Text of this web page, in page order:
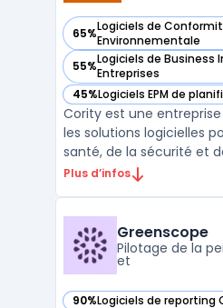
65%Logiciels de
Environnementale
— voir Cority dans cette
55%Logiciels de Business
Entreprises
— voir Cority dans cette
45%Logiciels EPM de
— voir Cority dans cette
Cority est une
les solutions logicielles
santé, de la sécurité et
en milieu de travail. Son
la construction. Cority
Plus d’infos
Greenscope
Pilotage de la
et
90%Logiciels de reporting